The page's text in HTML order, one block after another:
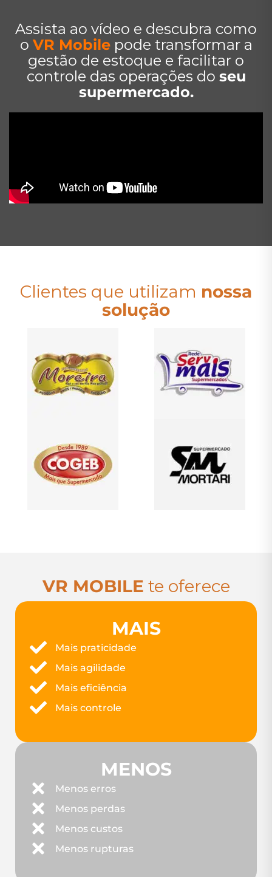
Assista ao vídeo e descubra como
o VR Mobilepode transformar a
gestão de estoque e facilitar o
controle das operações do seu
supermercado.
Clientes que utilizam nossa
solução
VR MOBILE te oferece
MAIS
Mais praticidade
Mais agilidade
Mais eficiência
Mais controle
MENOS
Menos erros
Menos perdas
Menos custos
Menos rupturas